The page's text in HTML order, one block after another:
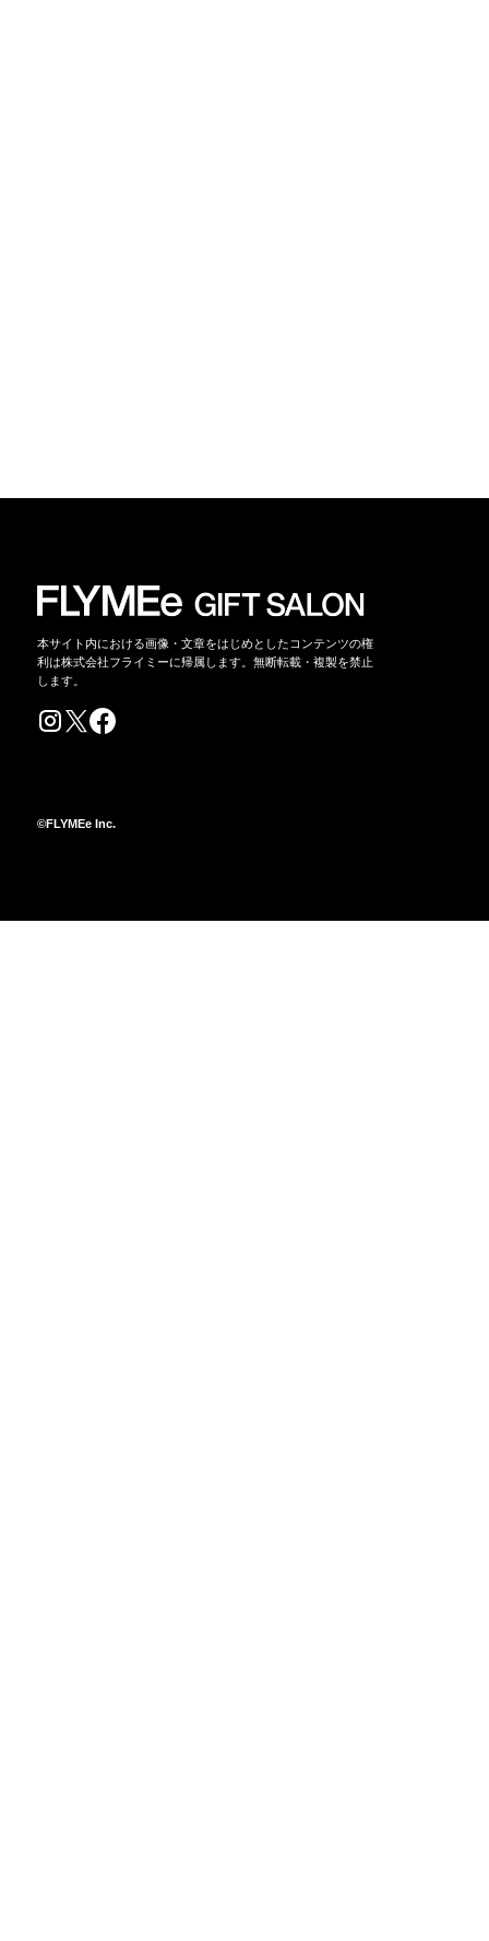
本サイト内における画像・文章をはじめとしたコンテンツの権
利は株式会社フライミーに帰属します。無断転載・複製を禁止
します。
©FLYMEe Inc.